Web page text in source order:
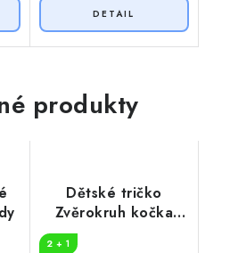
produkty
Dětské tričko
Zvěrokruh kočka
2 + 1